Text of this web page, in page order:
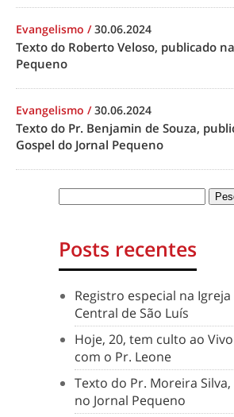
Evangelismo /30.06.2024
Texto do Roberto Veloso, publicado
Pequeno
Evangelismo /30.06.2024
Texto do Pr. Benjamin de Souza,
Gospel do Jornal Pequeno
Posts recentes
Registro especial na
Central de São Luís
Hoje, 20, tem culto ao Vivo
com o Pr. Leone
Texto do Pr. Moreira
no Jornal Pequeno